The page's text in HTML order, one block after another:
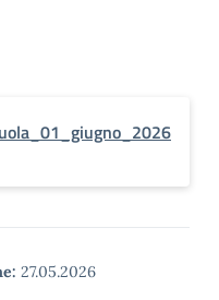
27.05.2026